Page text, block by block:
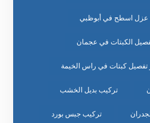
عزل اسطح في أبوظبي
الكبتات في عجمان
كبتات في راس الخيمة
تركيب بديل الخشب
تركيب جبس بورد